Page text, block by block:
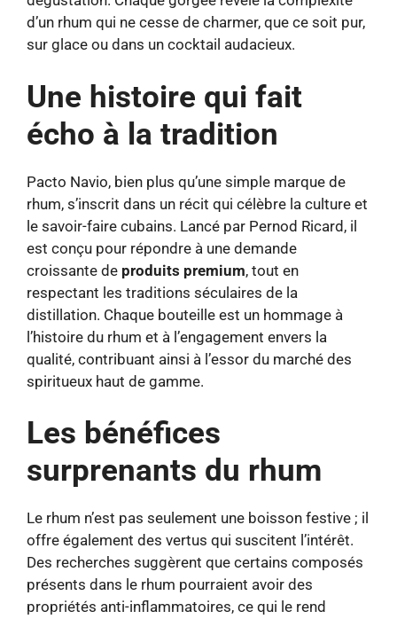
d’un rhum qui ne cesse de charmer, que ce soit pur,
sur glace ou dans un cocktail audacieux.
Une histoire qui fait
écho à la tradition
Pacto Navio, bien plus qu’une simple marque de
rhum, s’inscrit dans un récit qui célèbre la culture et
le savoir-faire cubains. Lancé par Pernod Ricard, il
est conçu pour répondre à une demande
croissante de produits premium, tout en
respectant les traditions séculaires de la
distillation. Chaque bouteille est un hommage à
l’histoire du rhum et à l’engagement envers la
qualité, contribuant ainsi à l’essor du marché des
spiritueux haut de gamme.
Les bénéfices
surprenants du rhum
Le rhum n’est pas seulement une boisson festive ; il
offre également des vertus qui suscitent l’intérêt.
Des recherches suggèrent que certains composés
présents dans le rhum pourraient avoir des
propriétés anti-inflammatoires, ce qui le rend